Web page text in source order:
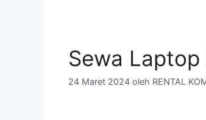
Sewa
24 Maret 2024 oleh RENTAL